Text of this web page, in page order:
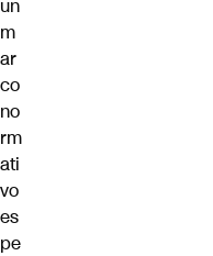
un
m
ar
co
no
rm
ati
vo
es
pe